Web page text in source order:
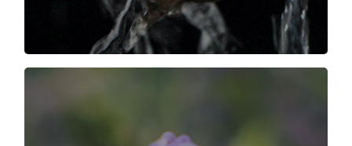
moksleiviams. Bus vykdoma įsitraukimo ir